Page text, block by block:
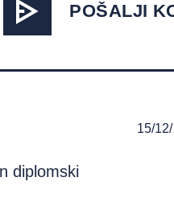
POŠALJI
15/
diplomski